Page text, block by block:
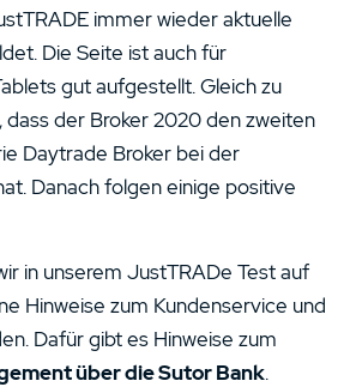
immer wieder aktuelle
Die Seite ist auch für
gut aufgestellt. Gleich zu
dass der Broker 2020 den zweiten
Daytrade Broker bei der
Danach folgen einige positive
in unserem JustTRADe Test auf
Hinweise zum Kundenservice und
Dafür gibt es Hinweise zum
über die Sutor Bank.